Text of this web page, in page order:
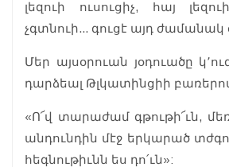
լեզուի ուսուցիչ, հայ
չգտնուի... գուցէ այդ
Մեր այսօրուան յօդուածը
դարձեալ Թլկատինցիի
«Ո՜վ տարաժամ գթութի՜ւն,
անդունդին մէջ երկարած
հեգնութիւնն ես դո՛ւն»: